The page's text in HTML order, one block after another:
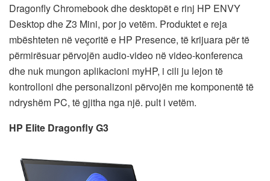
Dragonfly Chromebook dhe desktopët e rinj HP ENVY
Desktop dhe Z3 Mini, por jo vetëm. Produktet e reja
mbështeten në veçoritë e HP Presence, të krijuara për të
përmirësuar përvojën audio-video në video-konferenca
dhe nuk mungon aplikacioni myHP, i cili ju lejon të
kontrolloni dhe personalizoni përvojën me komponentë të
ndryshëm PC, të gjitha nga një. pult i vetëm.
HP Elite Dragonfly G3